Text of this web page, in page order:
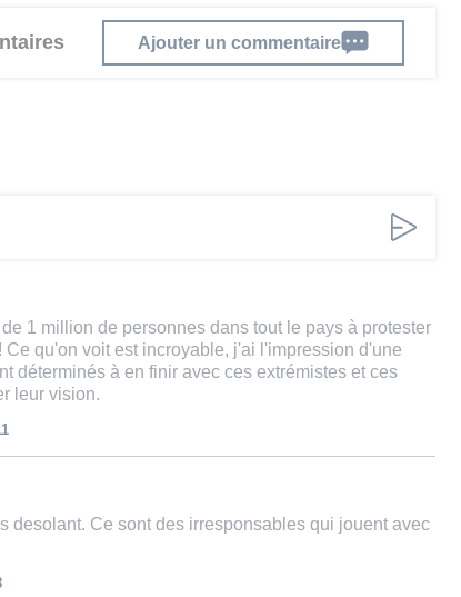
Ajouter un commentaire
1 million de personnes dans tout le pays à protester
qu'on voit est incroyable, j'ai l'impression d'une
déterminés à en finir avec ces extrémistes et ces
leur vision.
desolant. Ce sont des irresponsables qui jouent avec